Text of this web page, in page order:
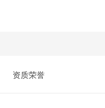
资质荣誉